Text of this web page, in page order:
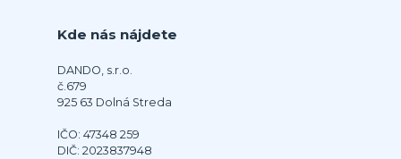
Kde nás nájdete
DANDO, s.r.o.
č.679
925 63 Dolná Streda
IČO: 47348 259
DIČ: 2023837948